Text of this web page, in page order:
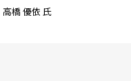
橋 優依 氏